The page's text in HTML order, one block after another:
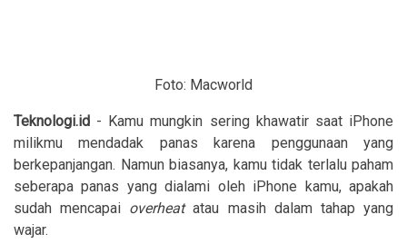
Foto: Macworld
Teknologi.id - Kamu mungkin sering khawatir saat iPhone
milikmu mendadak panas karena penggunaan yang
berkepanjangan. Namun biasanya, kamu tidak terlalu paham
seberapa panas yang dialami oleh iPhone kamu, apakah
sudah mencapai overheatatau masih dalam tahap yang
wajar.